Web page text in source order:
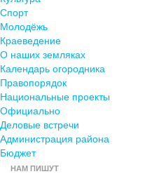
Спорт
Молодёжь
Краеведение
О наших земляках
Календарь огородника
Правопорядок
Национальные проекты
Официально
Деловые встречи
Администрация района
Бюджет
НАМ ПИШУТ